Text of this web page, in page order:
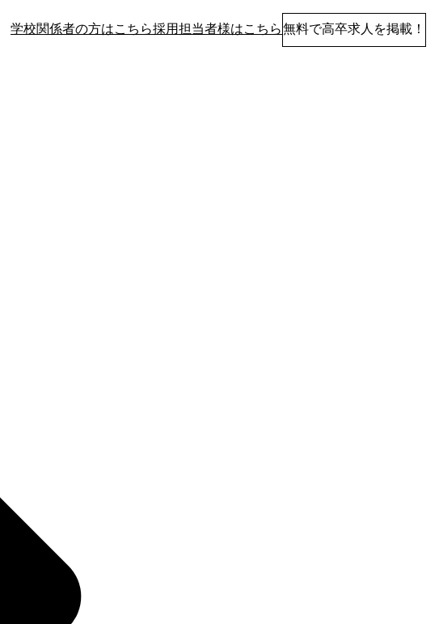
学校関係者の方はこちら採用担当者様はこちら無料で高卒求人を掲載！